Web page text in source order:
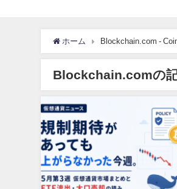
ホーム Blockchain.com -
Blockchain.comの